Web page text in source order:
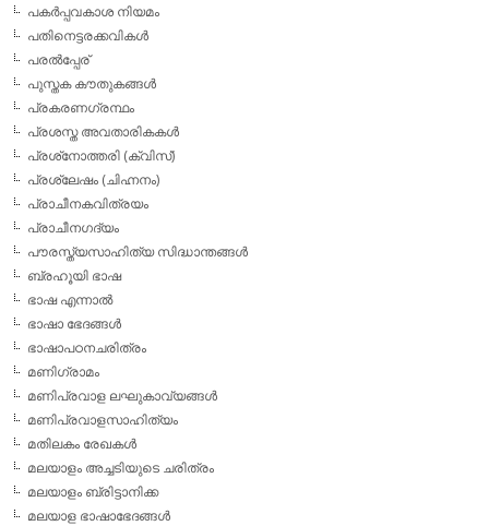
പകര്‍പ്പവകാശ നിയമം
പതിനെട്ടരക്കവികള്‍
പരല്‍പ്പേര്
പുസ്തക കൗതുകങ്ങള്‍
പ്രകരണഗ്രന്ഥം
പ്രശസ്ത അവതാരികകള്‍
പ്രശ്‌നോത്തരി (ക്വിസ്)
പ്രശ്ലേഷം (ചിഹ്നനം)
പ്രാചീനകവിത്രയം
പ്രാചീനഗദ്യം
പൗരസ്ത്യസാഹിത്യ സിദ്ധാന്തങ്ങള്‍
ബ്രഹൂയി ഭാഷ
ഭാഷ എന്നാല്‍
ഭാഷാ ഭേദങ്ങള്‍
ഭാഷാപഠനചരിത്രം
മണിഗ്രാമം
മണിപ്രവാള ലഘുകാവ്യങ്ങള്‍
മണിപ്രവാളസാഹിത്യം
മതിലകം രേഖകള്‍
മലയാളം അച്ചടിയുടെ ചരിത്രം
മലയാളം ബ്രിട്ടാനിക്ക
മലയാള ഭാഷാഭേദങ്ങള്‍